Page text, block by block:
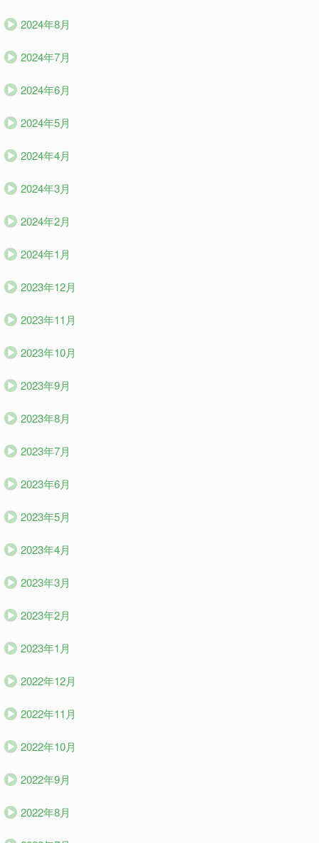
2024年8月
2024年7月
2024年6月
2024年5月
2024年4月
2024年3月
2024年2月
2024年1月
2023年12月
2023年11月
2023年10月
2023年9月
2023年8月
2023年7月
2023年6月
2023年5月
2023年4月
2023年3月
2023年2月
2023年1月
2022年12月
2022年11月
2022年10月
2022年9月
2022年8月